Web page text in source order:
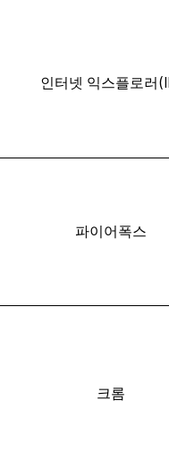
인터넷 익스플로러
파이어폭스
크롬